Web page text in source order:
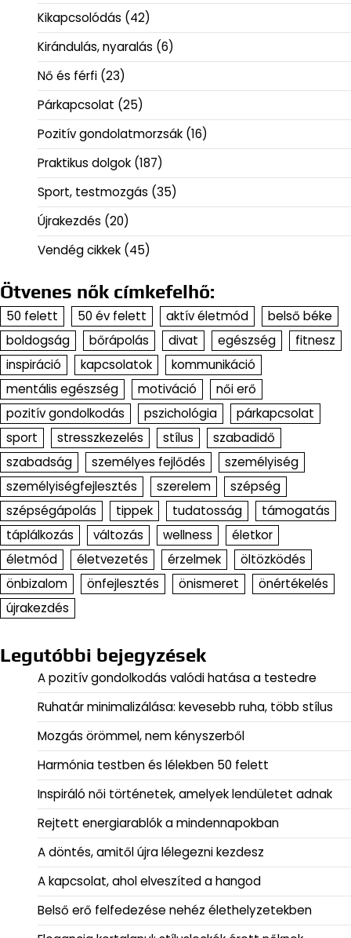
Kikapcsolódás (42)
Kirándulás, nyaralás (6)
Nő és férfi (23)
Párkapcsolat (25)
Pozitív gondolatmorzsák (16)
Praktikus dolgok (187)
Sport, testmozgás (35)
Újrakezdés (20)
Vendég cikkek (45)
Ötvenes nők címkefelhő:
50 felett 50 év felett aktív életmód
belső béke
boldogság
bőrápolás divat egészség
fitnesz
inspiráció
kapcsolatok
kommunikáció
mentális egészség
motiváció
női erő
pozitív gondolkodás
pszichológia
párkapcsolat
sport
stresszkezelés stílus
szabadidő
szabadság
személyes fejlődés
személyiség
személyiségfejlesztés
szerelem
szépség
szépségápolás
tippek tudatosság
támogatás
táplálkozás
változás wellness
életkor
életmód
életvezetés érzelmek
öltözködés
önbizalom
önfejlesztés önismeret
önértékelés
újrakezdés
Legutóbbi bejegyzések
A pozitív gondolkodás valódi hatása a testedre
Ruhatár minimalizálása: kevesebb ruha, több stílus
Mozgás örömmel, nem kényszerből
Harmónia testben és lélekben 50 felett
Inspiráló női történetek, amelyek lendületet adnak
Rejtett energiarablók a mindennapokban
A döntés, amitől újra lélegezni kezdesz
A kapcsolat, ahol elveszíted a hangod
Belső erő felfedezése nehéz élethelyzetekben